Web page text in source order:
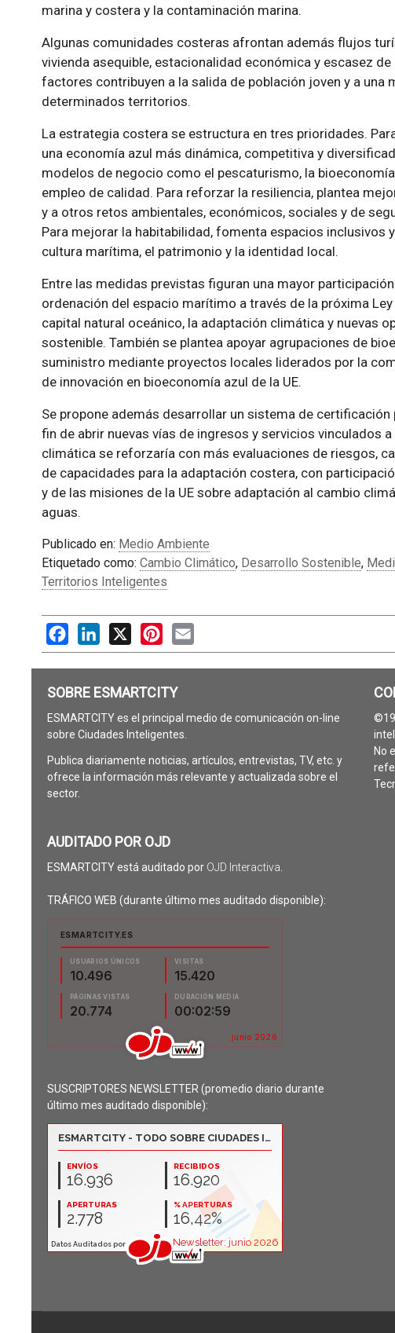
marina y costera y la contaminación marina.
Algunas comunidades costeras afrontan además flujos
vivienda asequible, estacionalidad económica y escasez
factores contribuyen a la salida de población joven y a una
determinados territorios.
La estrategia costera se estructura en tres prioridades.
una economía azul más dinámica, competitiva y
modelos de negocio como el pescaturismo, la
empleo de calidad. Para reforzar la resiliencia, plantea
y a otros retos ambientales, económicos, sociales y de
Para mejorar la habitabilidad, fomenta espacios inclusivos
cultura marítima, el patrimonio y la identidad local.
Entre las medidas previstas figuran una mayor
ordenación del espacio marítimo a través de la próxima
capital natural oceánico, la adaptación climática y nuevas
sostenible. También se plantea apoyar agrupaciones de
suministro mediante proyectos locales liderados por la
de innovación en bioeconomía azul de la UE.
Se propone además desarrollar un sistema de
fin de abrir nuevas vías de ingresos y servicios vinculados
climática se reforzaría con más evaluaciones de riesgos,
de capacidades para la adaptación costera, con
y de las misiones de la UE sobre adaptación al cambio
aguas.
Publicado en: Medio Ambiente
Etiquetado como: Cambio Climático, Desarrollo Sostenible,
Territorios Inteligentes
FacebookLinkedIn Pinterest
SOBRE ESMARTCITY
ESMARTCITY es el principal medio de comunicación on-line
sobre Ciudades Inteligentes.
Publica diariamente noticias, artículos, entrevistas, TV, etc. y
ofrece la información más relevante y actualizada sobre el
sector.
AUDITADO POR OJD
ESMARTCITY está auditado por OJD Interactiva
TRÁFICO WEB (durante último mes auditado disponible):
SUSCRIPTORES NEWSLETTER (promedio diario durante
último mes auditado disponible):
No